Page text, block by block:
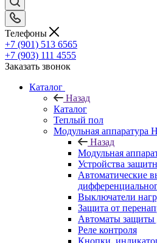
Телефоны
+7 (901) 513 6565
+7 (903) 111 4555
Заказать звонок
Каталог
Назад
Каталог
Теплый пол
Модульная аппаратура
Назад
Модульная
Устройства
Автоматические
Выключатели
Защита от
Автоматы защиты
Реле контроля
Кнопки,